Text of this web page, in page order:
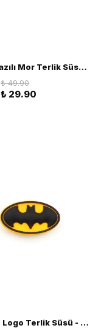
Hello Yazılı Mor Terlik Süsü - Şık 3D Terlik Süsü Figürü
₺ 49.90
₺ 29.90
Batman Logo Terlik Süsü - 3D Terlik Süsü Figürü